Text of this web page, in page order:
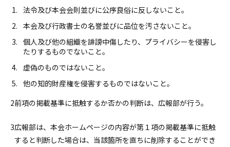
法令及び本会会則並びに公序良俗に反しないこと。
本会及び行政書士の名誉並びに品位を汚さないこと。
個人及び他の組織を誹謗中傷したり、プライバシーを侵害し
たりするものでないこと。
虚偽のものではないこと。
他の知的財産権を侵害するものではないこと。
前項の掲載基準に抵触するか否かの判断は、広報部が行う。
広報部は、本会ホームページの内容が第１項の掲載基準に抵触
すると判断した場合は、当該箇所を直ちに削除することができ